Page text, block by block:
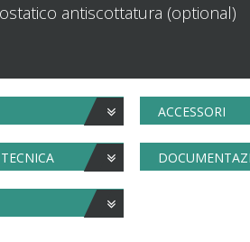
antiscottatura (optional)
ACCESSORI